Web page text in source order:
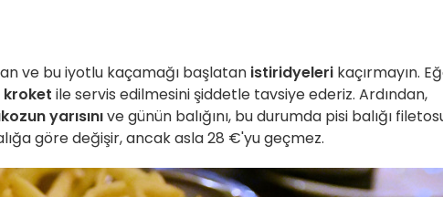
ve bu iyotlu kaçamağı başlatan istiridyeleri kaçırmayın.
kroket ile servis edilmesini şiddetle tavsiye ederiz. Ardından,
yarısınıve günün balığını, bu durumda pisi balığı
göre değişir, ancak asla 28 €'yu geçmez.